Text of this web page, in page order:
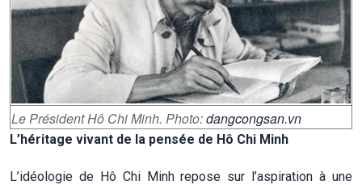
Le Président Hô Chi Minh. Photo:dangcongsan.vn
L’héritage vivant de la pensée de Hô Chi Minh
L’idéologie de Hô Chi Minh repose sur l’aspiration à une